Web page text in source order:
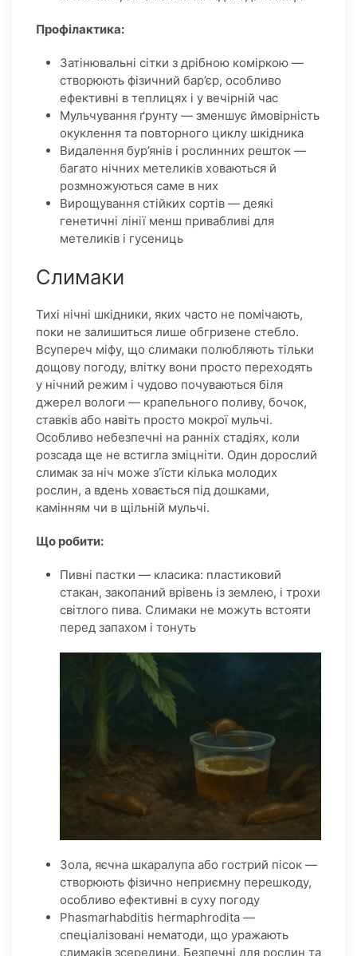
Профілактика:
Затінювальні сітки з дрібною коміркою —
створюють фізичний бар’єр, особливо
ефективні в теплицях і у вечірній час
Мульчування ґрунту — зменшує ймовірність
окуклення та повторного циклу шкідника
Видалення бур’янів і рослинних решток —
багато нічних метеликів ховаються й
розмножуються саме в них
Вирощування стійких сортів — деякі
генетичні лінії менш привабливі для
метеликів і гусениць
Слимаки
Тихі нічні шкідники, яких часто не помічають,
поки не залишиться лише обгризене стебло.
Всупереч міфу, що слимаки полюбляють тільки
дощову погоду, влітку вони просто переходять
у нічний режим і чудово почуваються біля
джерел вологи — крапельного поливу, бочок,
ставків або навіть просто мокрої мульчі.
Особливо небезпечні на ранніх стадіях, коли
розсада ще не встигла зміцніти. Один дорослий
слимак за ніч може з’їсти кілька молодих
рослин, а вдень ховається під дошками,
камінням чи в щільній мульчі.
Що робити:
Пивні пастки — класика: пластиковий
стакан, закопаний врівень із землею, і трохи
світлого пива. Слимаки не можуть встояти
перед запахом і тонуть
Зола, яєчна шкаралупа або гострий пісок —
створюють фізично неприємну перешкоду,
особливо ефективні в суху погоду
Phasmarhabditis hermaphrodita —
спеціалізовані нематоди, що уражають
слимаків зсередини. Безпечні для рослин та